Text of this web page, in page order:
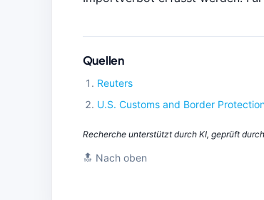
Quellen
Reuters
U.S. Customs and Border
Recherche unterstützt durch KI, geprüft
🔝 Nach oben